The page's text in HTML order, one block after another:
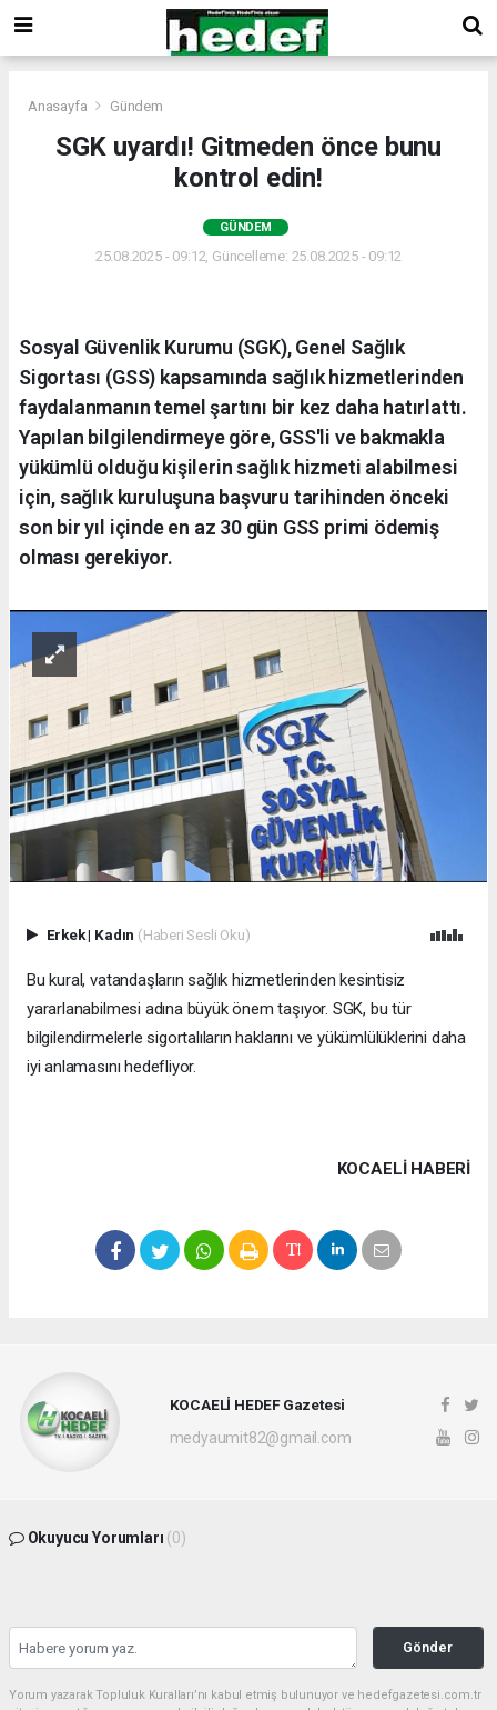
Anasayfa Gündem
SGK uyardı! Gitmeden önce bunu
kontrol edin!
GÜNDEM
25.08.2025 - 09:12, Güncelleme: 25.08.2025 - 09:12
Sosyal Güvenlik Kurumu (SGK), Genel Sağlık
Sigortası (GSS) kapsamında sağlık hizmetlerinden
faydalanmanın temel şartını bir kez daha hatırlattı.
Yapılan bilgilendirmeye göre, GSS'li ve bakmakla
yükümlü olduğu kişilerin sağlık hizmeti alabilmesi
için, sağlık kuruluşuna başvuru tarihinden önceki
son bir yıl içinde en az 30 gün GSS primi ödemiş
olması gerekiyor.
Erkek| Kadın (Haberi Sesli Oku)
Bu kural, vatandaşların sağlık hizmetlerinden kesintisiz
yararlanabilmesi adına büyük önem taşıyor. SGK, bu tür
bilgilendirmelerle sigortalıların haklarını ve yükümlülüklerini daha
iyi anlamasını hedefliyor.
KOCAELI HABERİ
KOCAELİ HEDEF Gazetesi
medyaumit82@gmail.com
Okuyucu Yorumları (0)
Gönder
Yorum yazarak Topluluk Kuralları’nı kabul etmiş bulunuyor ve hedefgazetesi.com.tr